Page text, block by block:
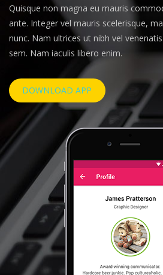
Quisque non magna eu mauris
ante. Integer vel mauris scelerisque,
nunc. Nam ultrices ut nibh vel
sem. Nam iaculis libero enim.
DOWNLOAD APP